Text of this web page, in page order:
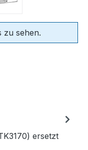
zu sehen.
ersetzt